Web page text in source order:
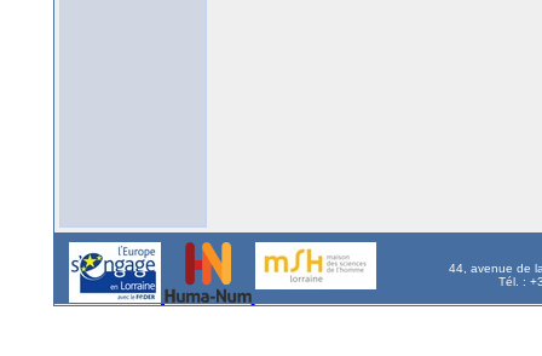
44, avenue de
Tél. :